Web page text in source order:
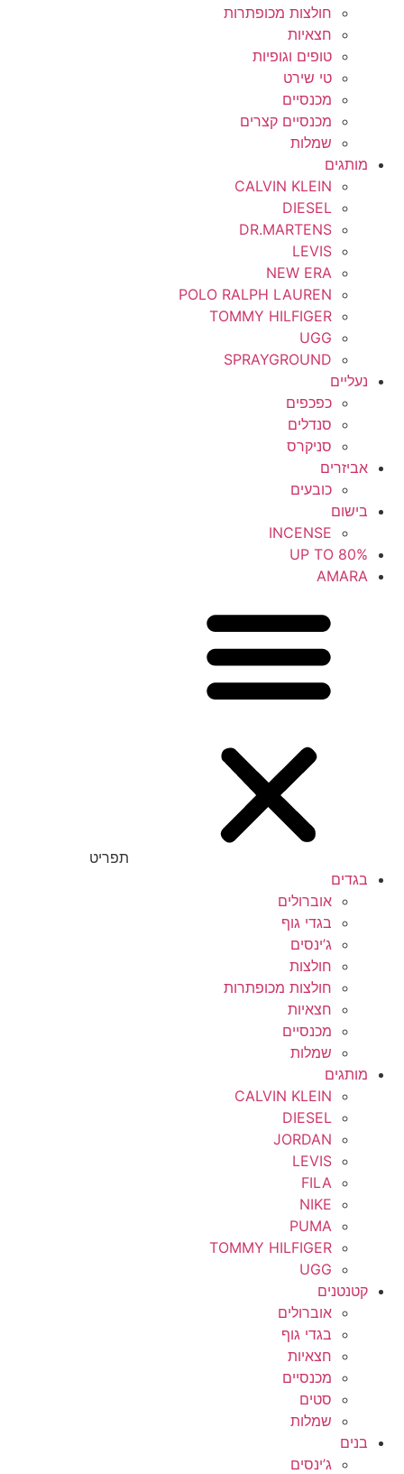
חולצות מכופתרות
חצאיות
טופים וגופיות
טי שירט
מכנסיים
מכנסיים קצרים
שמלות
מותגים
CALVIN KLEIN
DIESEL
DR.MARTENS
LEVIS
NEW ERA
POLO RALPH LAUREN
TOMMY HILFIGER
UGG
SPRAYGROUND
נעליים
כפכפים
סנדלים
סניקרס
אביזרים
כובעים
בישום
INCENSE
UP TO 80%
AMARA
תפריט
בגדים
אוברולים
בגדי גוף
ג’ינסים
חולצות
חולצות מכופתרות
חצאיות
מכנסיים
שמלות
מותגים
CALVIN KLEIN
DIESEL
JORDAN
LEVIS
FILA
NIKE
PUMA
TOMMY HILFIGER
UGG
קטנטנים
אוברולים
בגדי גוף
חצאיות
מכנסיים
סטים
שמלות
בנים
ג’ינסים